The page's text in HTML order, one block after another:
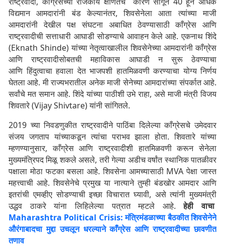
विद्यमान आमदारांनी बंड केल्यानंतर, शिवसेनेला आता त्यांच्या माजी
आमदारांनी देखील पक्ष संघटना अबाधित ठेवण्यासाठी काँग्रेस आणि
राष्ट्रवादीची सत्ताधारी आघाडी सोडण्याचे आवाहन केले आहे. एकनाथ शिंदे
(Eknath Shinde) यांच्या नेतृत्वाखालील शिवसेनेच्या आमदारांनी काँग्रेस
आणि राष्ट्रवादीसोबतची महाविकास आघाडी न सुरू ठेवण्याचा
आणि हिंदुत्वाचा हवाला देत भाजपशी हातमिळवणी करण्याचा योग्य निर्णय
घेतला आहे. मी राज्यभरातील अनेक माजी सेनेच्या आमदारांच्या संपर्कात आहे.
सर्वांचे मत समान आहे. शिंदे यांच्या पाठीशी उभे राहा, असे माजी मंत्री विजय
शिवतारे (Vijay Shivtare) यांनी सांगितले.
2019 च्या निवडणुकीत राष्ट्रवादीने पाठिंबा दिलेल्या काँग्रेसचे उमेदवार
संजय जगताप यांच्याकडून त्यांचा पराभव झाला होता. शिवतारे यांच्या
म्हणण्यानुसार, काँग्रेस आणि राष्ट्रवादीशी हातमिळवणी करून सेनेला
मुख्यमंत्रिपद मिळू शकले असले, तरी गेल्या अडीच वर्षांत स्थानिक पातळीवर
पक्षाला मोठा फटका बसला आहे. शिवसेना आमच्यासाठी MVA पेक्षा जास्त
महत्त्वाची आहे. शिवसेनेचे प्रमुख या नात्याने तुम्ही बंडखोर आमदार आणि
इतरांची एमव्हीए सोडण्याची इच्छा विचारात घ्यावी, असे त्यांनी मुख्यमंत्री
उद्धव ठाकरे यांना लिहिलेल्या पत्रात म्हटले आहे.हेही वाचा
Maharashtra Political Crisis: मंत्रिमंडळाच्या बैठकीत शिवसेनेने
औरंगाबादचा मुद्दा उचलून धरल्याने काँग्रेस आणि राष्ट्रवादीच्या छावणीत
तणाव